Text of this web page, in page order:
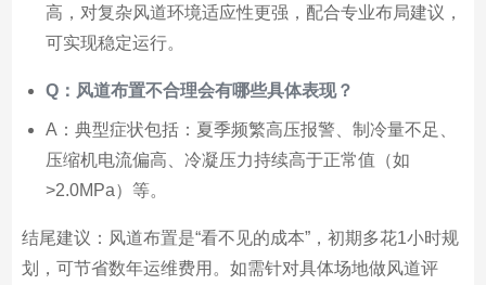
高，对复杂风道环境适应性更强，配合专业布局建议，
可实现稳定运行。
Q：风道布置不合理会有哪些具体表现？
A：典型症状包括：夏季频繁高压报警、制冷量不足、
压缩机电流偏高、冷凝压力持续高于正常值（如
>2.0MPa）等。
结尾建议：风道布置是“看不见的成本”，初期多花1小时规
划，可节省数年运维费用。如需针对具体场地做风道评